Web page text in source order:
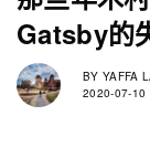
Gatsby的
BY YAFFA
2020-07-10